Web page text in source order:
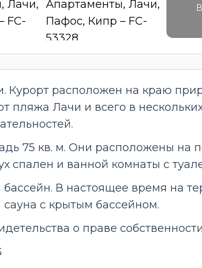
Курорт расположен на краю
пляжа Лачи и всего в
75 кв. м. Они расположены на
спален и ванной комнаты с
В настоящее время на
с крытым бассейном.
о праве